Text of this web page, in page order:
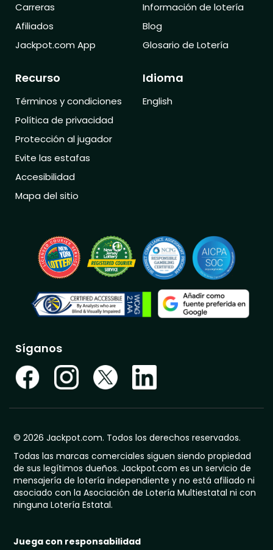
Carreras
Afiliados
Jackpot.com App
Información de lotería
Blog
Glosario de Lotería
Recurso
Términos y condiciones
Política de privacidad
Protección al jugador
Evite las estafas
Accesibilidad
Mapa del sitio
Idioma
English
Síganos
© 2026 Jackpot.com. Todos los derechos reservados.
Todas las marcas comerciales siguen siendo propiedad
de sus legítimos dueños. Jackpot.com es un servicio de
mensajería de lotería independiente y no está afiliado ni
asociado con la Asociación de Lotería Multiestatal ni con
ninguna Lotería Estatal.
Juega con responsabilidad